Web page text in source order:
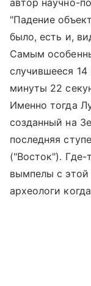
"Падение
было, есть и,
Самым
случившееся 14
минуты 22
Именно тогда
созданный на
последняя
("Восток"). Где-
вымпелы с
археологи